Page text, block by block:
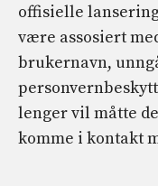
offisielle
være assosiert
brukernavn,
lenger vil måtte
komme i kontakt